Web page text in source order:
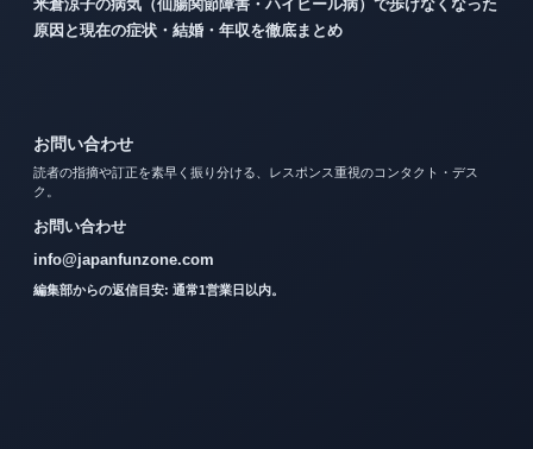
米倉涼子の病気（仙腸関節障害・ハイヒール病）で歩けなくなった
原因と現在の症状・結婚・年収を徹底まとめ
お問い合わせ
読者の指摘や訂正を素早く振り分ける、レスポンス重視のコンタクト・デス
ク。
お問い合わせ
info@japanfunzone.com
編集部からの返信目安: 通常1営業日以内。